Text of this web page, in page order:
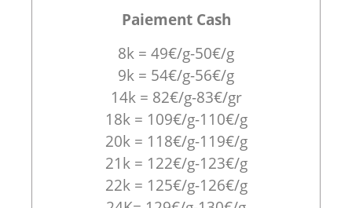
Paiement Cash
8k = 49€/g-50€/g
9k = 54€/g-56€/g
14k = 82€/g-83€/gr
18k = 109€/g-110€/g
20k = 118€/g-119€/g
21k = 122€/g-123€/g
22k = 125€/g-126€/g